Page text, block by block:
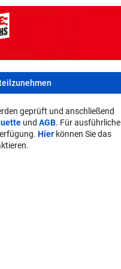
geprüft und anschließend
und AGB. Für ausführliche
Hier können Sie das